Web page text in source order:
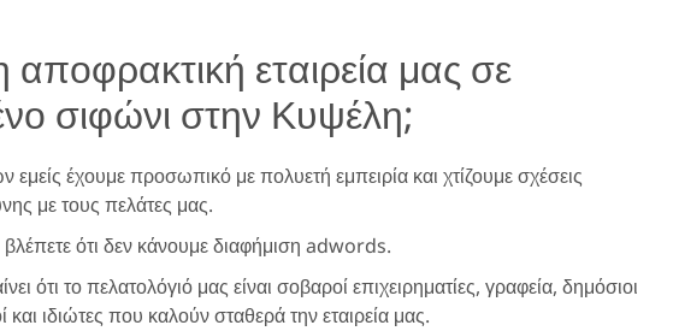
αποφρακτική εταιρεία μας σε
σιφώνι στην Κυψέλη;
έχουμε προσωπικό με πολυετή εμπειρία και χτίζουμε σχέσεις
με τους πελάτες μας.
ότι δεν κάνουμε διαφήμιση adwords.
ότι το πελατολόγιό μας είναι σοβαροί επιχειρηματίες, γραφεία, δημόσιοι
και ιδιώτες που καλούν σταθερά την εταιρεία μας.